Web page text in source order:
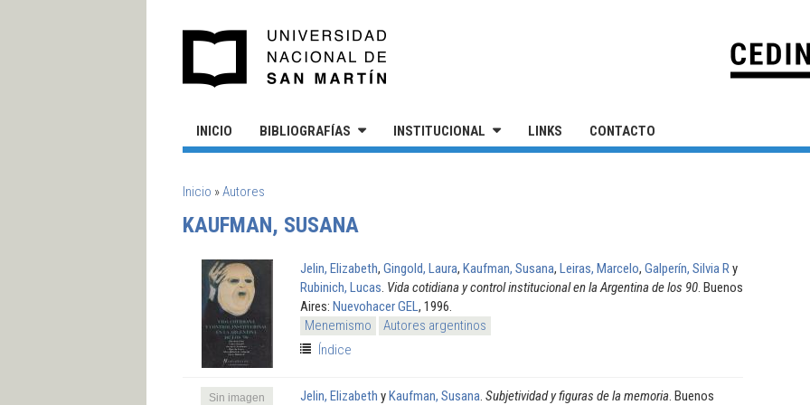
INICIO BIBLIOGRAFÍAS INSTITUCIONAL LINKS CONTACTO
SE ENCUENTRA USTED AQUÍ
Inicio »Autores
KAUFMAN, SUSANA
Jelin, Elizabeth, Gingold, Laura, Kaufman, Susana, Leiras, Marcelo, Galperín, Silvia R y
Rubinich, Lucas Vida cotidiana y control institucional en la Argentina de los 90 . Buenos
Aires: Nuevohacer GEL , 1996.
Menemismo
Autores argentinos
Índice
Sin imagen
Jelin, Elizabeth yKaufman, Susana Subjetividad y figuras de la memoria . Buenos